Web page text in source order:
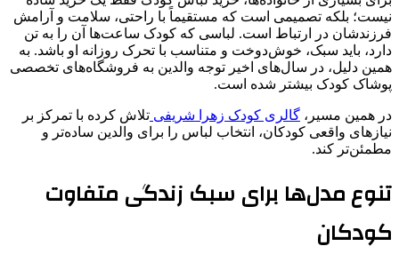
نیست؛ بلکه تصمیمی است که مستقیماً با راحتی، سلامت و آرامش
فرزندشان در ارتباط است. لباسی که کودک ساعت‌ها آن را به تن
دارد، باید سبک، خوش‌دوخت و متناسب با تحرک روزانه او باشد. به
همین دلیل، در سال‌های اخیر توجه والدین به فروشگاه‌های تخصصی
پوشاک کودک بیشتر شده است.
در همین مسیر، گالری کودک زهرا شریفی تلاش کرده با تمرکز بر
نیازهای واقعی کودکان، انتخاب لباس را برای والدین ساده‌تر و
مطمئن‌تر کند.
تنوع مدل‌ها برای سبک زندگی متفاوت
کودکان